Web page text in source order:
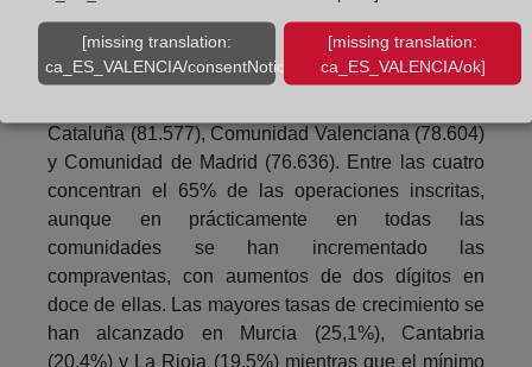
Volviendo al conjunto de 2018, las comunidades
autónomas que han registrado un mayor número de
Cataluña (81.577), Comunidad Valenciana (78.604)
y Comunidad de Madrid (76.636). Entre las cuatro
concentran el 65% de las operaciones inscritas,
aunque en prácticamente en todas las
comunidades se han incrementado las
compraventas, con aumentos de dos dígitos en
doce de ellas. Las mayores tasas de crecimiento se
han alcanzado en Murcia (25,1%), Cantabria
(20,4%) y La Rioja (19,5%) mientras que el mínimo
[missing translation:
ca_ES_VALENCIA/consentNotice/learnMore]
[missing translation:
ca_ES_VALENCIA/ok]